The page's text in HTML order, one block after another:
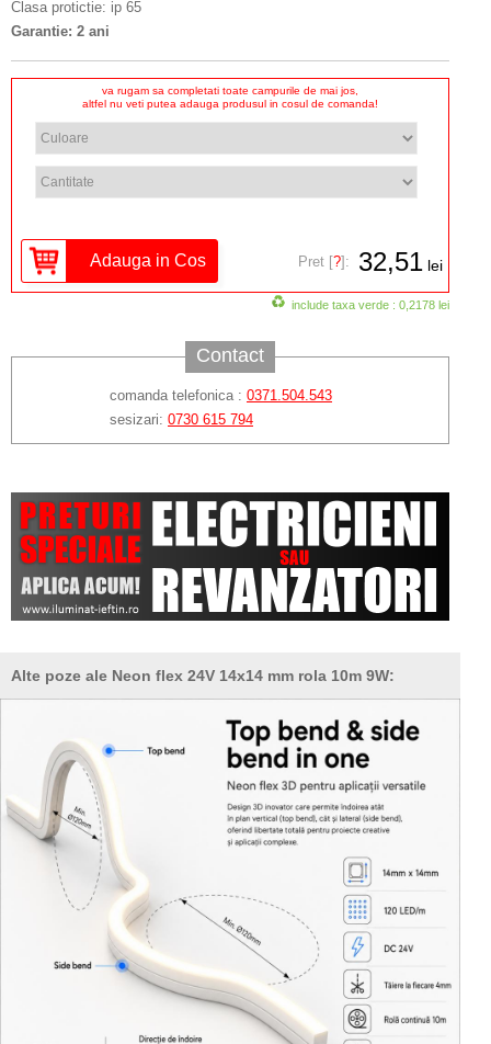
Clasa protictie: ip 65
Garantie: 2 ani
va rugam sa completati toate campurile de mai jos,
altfel nu veti putea adauga produsul in cosul de comanda!
Pret [?]: 32,51 lei
include taxa verde : 0,2178 lei
Contact
comanda telefonica : 0371.504.543
sesizari: 0730 615 794
Alte poze ale Neon flex 24V 14x14 mm rola 10m 9W: